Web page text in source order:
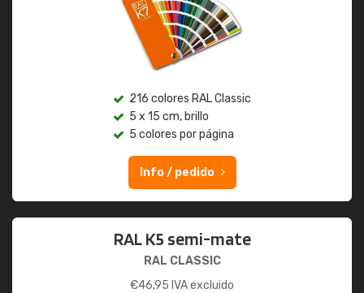
216 colores RAL Classic
5 x 15 cm, brillo
5 colores por página
Info / pedido
RAL K5 semi-mate
RAL CLASSIC
€46,95 IVA excluido